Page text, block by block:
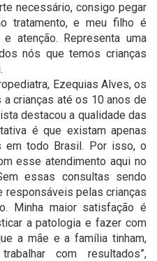
necessário, consigo pegar
tratamento, e meu filho é
atenção. Representa uma
nós que temos crianças
Ezequias Alves, os
crianças até os 10 anos de
destacou a qualidade das
é que existam apenas
em todo Brasil. Por isso, o
esse atendimento aqui no
essas consultas sendo
responsáveis pelas crianças
Minha maior satisfação é
a patologia e fazer com
a mãe e a família tinham,
com resultados”,